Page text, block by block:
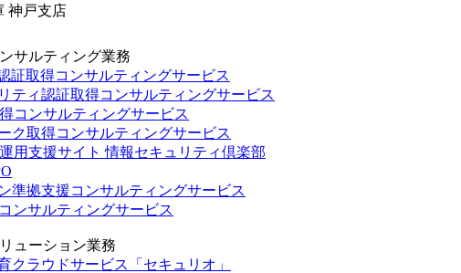
神戸支店
サルティング業務
証取得コンサルティングサービス
ティ認証取得コンサルティングサービス
コンサルティングサービス
ク取得コンサルティングサービス
用支援サイト 情報セキュリティ倶楽部
準拠支援コンサルティングサービス
ンサルティングサービス
ューション業務
クラウドサービス「セキュリオ」